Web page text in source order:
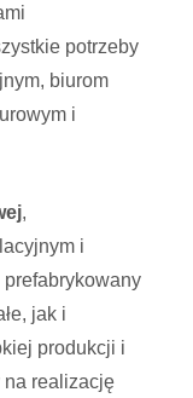
potrzeby
biurom
i
,
i
jak i
produkcji i
na realizację